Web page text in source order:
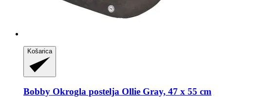
Košarica
Bobby Okrogla postelja Ollie Gray, 47 x 55 cm